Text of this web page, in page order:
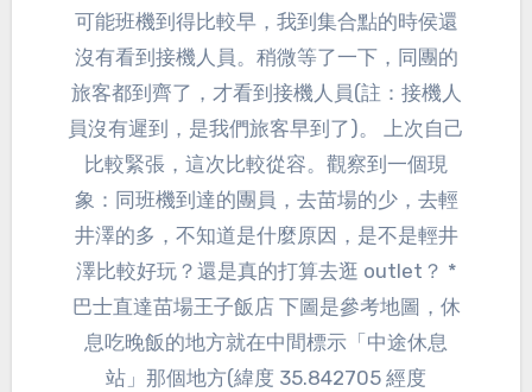
可能班機到得比較早，我到集合點的時侯還
沒有看到接機人員。稍微等了一下，同團的
旅客都到齊了，才看到接機人員(註：接機人
員沒有遲到，是我們旅客早到了)。 上次自己
比較緊張，這次比較從容。觀察到一個現
象：同班機到達的團員，去苗場的少，去輕
井澤的多，不知道是什麼原因，是不是輕井
澤比較好玩？還是真的打算去逛 outlet？ *
巴士直達苗場王子飯店 下圖是參考地圖，休
息吃晚飯的地方就在中間標示「中途休息
站」那個地方(緯度 35.842705 經度